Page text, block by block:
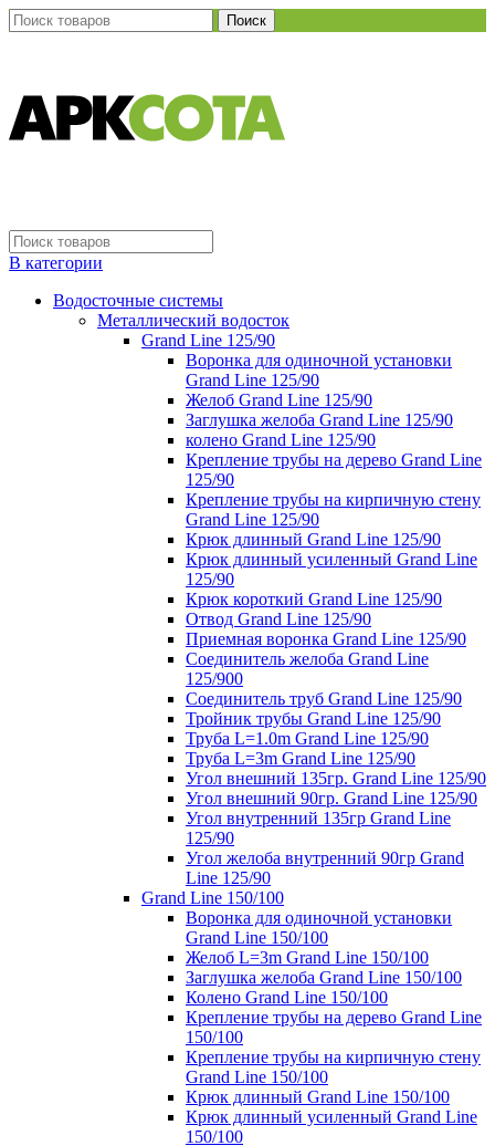
Поиск
В категории
Водосточные системы
Металлический водосток
Grand Line 125/90
Воронка для одиночной установки
Grand Line 125/90
Желоб Grand Line 125/90
Заглушка желоба Grand Line 125/90
колено Grand Line 125/90
Крепление трубы на дерево Grand Line
125/90
Крепление трубы на кирпичную стену
Grand Line 125/90
Крюк длинный Grand Line 125/90
Крюк длинный усиленный Grand Line
125/90
Крюк короткий Grand Line 125/90
Отвод Grand Line 125/90
Приемная воронка Grand Line 125/90
Соединитель желоба Grand Line
125/900
Соединитель труб Grand Line 125/90
Тройник трубы Grand Line 125/90
Труба L=1.0m Grand Line 125/90
Труба L=3m Grand Line 125/90
Угол внешний 135гр. Grand Line 125/90
Угол внешний 90гр. Grand Line 125/90
Угол внутренний 135гр Grand Line
125/90
Угол желоба внутренний 90гр Grand
Line 125/90
Grand Line 150/100
Воронка для одиночной установки
Grand Line 150/100
Желоб L=3m Grand Line 150/100
Заглушка желоба Grand Line 150/100
Колено Grand Line 150/100
Крепление трубы на дерево Grand Line
150/100
Крепление трубы на кирпичную стену
Grand Line 150/100
Крюк длинный Grand Line 150/100
Крюк длинный усиленный Grand Line
150/100